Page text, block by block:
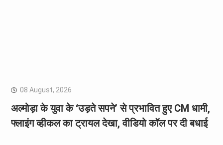
08 August, 2026
अल्मोड़ा के युवा के ‘उड़ते सपने’ से प्रभावित हुए CM धामी,
फ्लाइंग व्हीकल का ट्रायल देखा, वीडियो कॉल पर दी बधाई